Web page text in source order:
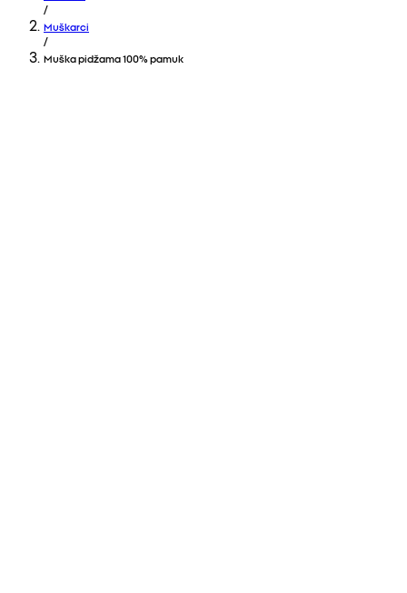
/
Muškarci
/
Muška pidžama 100% pamuk